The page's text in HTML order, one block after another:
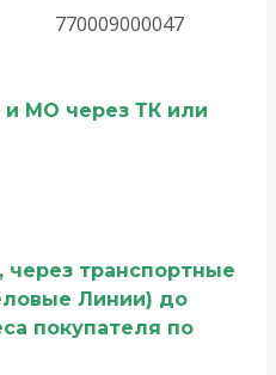
770009000047
и МО через ТК или
через транспортные
Линии) до
покупателя по